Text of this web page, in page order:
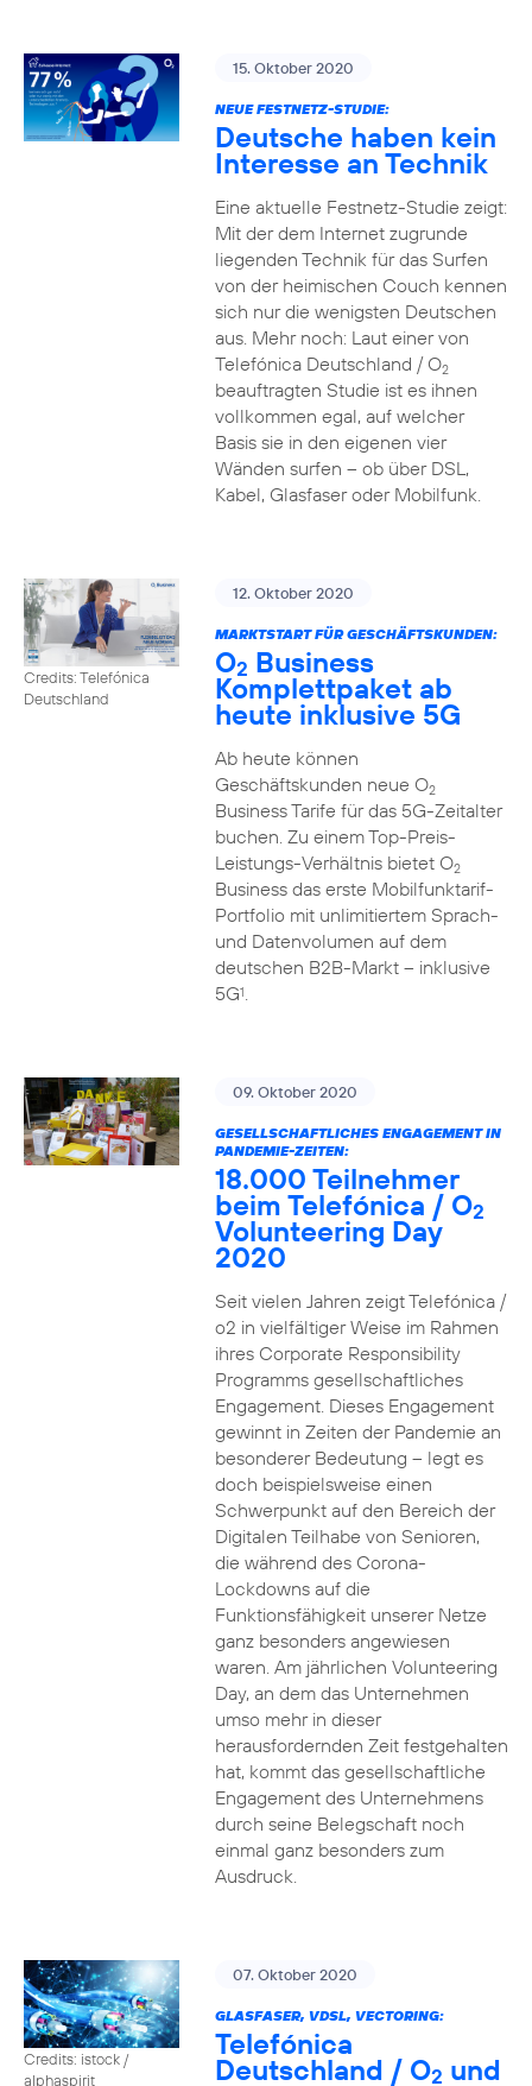
15. Oktober 2020
NEUE FESTNETZ-STUDIE:
Deutsche haben kein
Interesse an Technik
Eine aktuelle Festnetz-Studie zeigt:
Mit der dem Internet zugrunde
liegenden Technik für das Surfen
von der heimischen Couch kennen
sich nur die wenigsten Deutschen
aus. Mehr noch: Laut einer von
Telefónica Deutschland / O2
beauftragten Studie ist es ihnen
vollkommen egal, auf welcher
Basis sie in den eigenen vier
Wänden surfen – ob über DSL,
Kabel, Glasfaser oder Mobilfunk.
Credits: Telefónica
Deutschland
12. Oktober 2020
MARKTSTART FÜR GESCHÄFTSKUNDEN:
O2 Business
Komplettpaket ab
heute inklusive 5G
Ab heute können
Geschäftskunden neue O2
Business Tarife für das 5G-Zeitalter
buchen. Zu einem Top-Preis-
Leistungs-Verhältnis bietet O2
Business das erste Mobilfunktarif-
Portfolio mit unlimitiertem Sprach-
und Datenvolumen auf dem
deutschen B2B-Markt – inklusive
5G1.
09. Oktober 2020
GESELLSCHAFTLICHES ENGAGEMENT IN
PANDEMIE-ZEITEN:
18.000 Teilnehmer
beim Telefónica / O2
Volunteering Day
2020
Seit vielen Jahren zeigt Telefónica /
o2 in vielfältiger Weise im Rahmen
ihres Corporate Responsibility
Programms gesellschaftliches
Engagement. Dieses Engagement
gewinnt in Zeiten der Pandemie an
besonderer Bedeutung – legt es
doch beispielsweise einen
Schwerpunkt auf den Bereich der
Digitalen Teilhabe von Senioren,
die während des Corona-
Lockdowns auf die
Funktionsfähigkeit unserer Netze
ganz besonders angewiesen
waren. Am jährlichen Volunteering
Day, an dem das Unternehmen
umso mehr in dieser
herausfordernden Zeit festgehalten
hat, kommt das gesellschaftliche
Engagement des Unternehmens
durch seine Belegschaft noch
einmal ganz besonders zum
Ausdruck.
Credits: istock /
alphaspirit
07. Oktober 2020
GLASFASER, VDSL, VECTORING:
Telefónica
Deutschland / O2 und